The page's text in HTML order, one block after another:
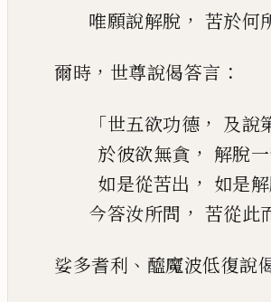
唯願說解脫 ， 苦於何
爾時 ， 世尊說偈答言 ：
「世五欲功德 ， 及說
於彼欲無貪 ， 解脫
如是從苦出 ， 如是
今答汝所問 ， 苦從此
娑多耆利 、 醯魔波低復說